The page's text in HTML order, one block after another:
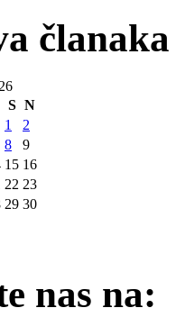
članaka
S N
1
2
8
9
15 16
22 23
29 30
nas na: